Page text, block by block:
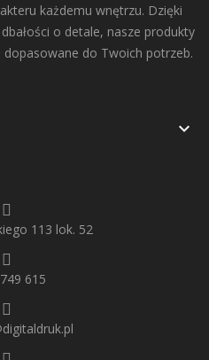
każdemu wnętrzu. Dzięki
o detale, nasze produkty
dopasowane do Twoich potrzeb.

113 lok. 52
615